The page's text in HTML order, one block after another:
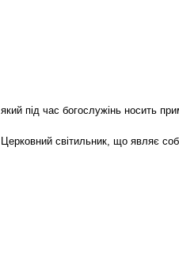
під час богослужінь носить
Церковний світильник, що являє